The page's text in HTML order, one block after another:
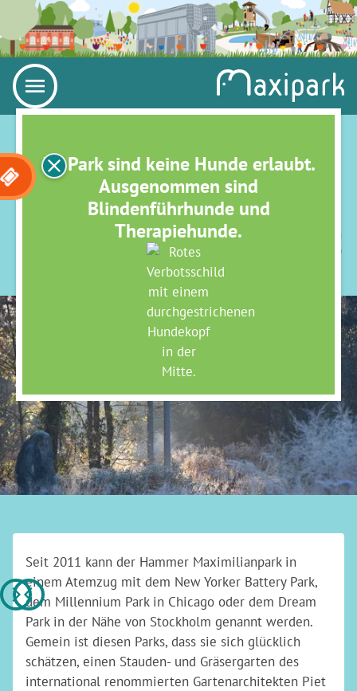
Im Park sind keine Hunde erlaubt.
Ausgenommen sind
Blindenführhunde und
Therapiehunde.
PIET OUDOLF STAUDENBEETE
Seit 2011 kann der Hammer Maximilianpark in
einem Atemzug mit dem New Yorker Battery Park,
dem Millennium Park in Chicago oder dem Dream
Park in der Nähe von Stockholm genannt werden.
Gemein ist diesen Parks, dass sie sich glücklich
schätzen, einen Stauden- und Gräsergarten des
international renommierten Gartenarchitekten Piet